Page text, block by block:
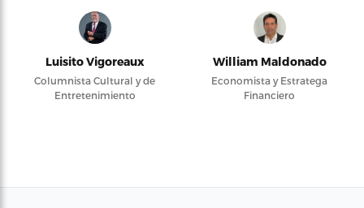
Luisito Vigoreaux
Columnista Cultural y de
Entretenimiento
William Maldonado
Economista y Estratega
Financiero